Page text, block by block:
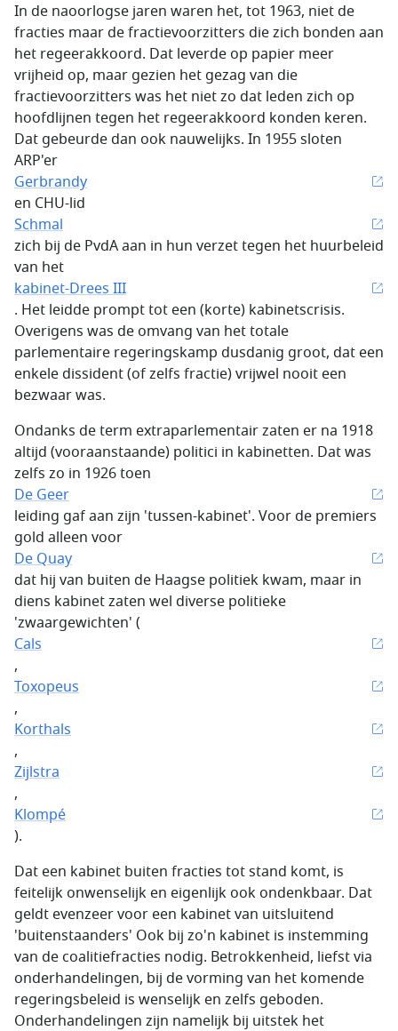
In de naoorlogse jaren waren het, tot 1963, niet de
fracties maar de fractievoorzitters die zich bonden aan
het regeerakkoord. Dat leverde op papier meer
vrijheid op, maar gezien het gezag van die
fractievoorzitters was het niet zo dat leden zich op
hoofdlijnen tegen het regeerakkoord konden keren.
Dat gebeurde dan ook nauwelijks. In 1955 sloten
ARP'er
Gerbrandy
en CHU-lid
Schmal
zich bij de PvdA aan in hun verzet tegen het huurbeleid
van het
kabinet-Drees III
. Het leidde prompt tot een (korte) kabinetscrisis.
Overigens was de omvang van het totale
parlementaire regeringskamp dusdanig groot, dat een
enkele dissident (of zelfs fractie) vrijwel nooit een
bezwaar was.
Ondanks de term extraparlementair zaten er na 1918
altijd (vooraanstaande) politici in kabinetten. Dat was
zelfs zo in 1926 toen
De Geer
leiding gaf aan zijn 'tussen-kabinet'. Voor de premiers
gold alleen voor
De Quay
dat hij van buiten de Haagse politiek kwam, maar in
diens kabinet zaten wel diverse politieke
'zwaargewichten' (
Cals
,
Toxopeus
,
Korthals
,
Zijlstra
,
Klompé
).
Dat een kabinet buiten fracties tot stand komt, is
feitelijk onwenselijk en eigenlijk ook ondenkbaar. Dat
geldt evenzeer voor een kabinet van uitsluitend
'buitenstaanders' Ook bij zo'n kabinet is instemming
van de coalitiefracties nodig. Betrokkenheid, liefst via
onderhandelingen, bij de vorming van het komende
regeringsbeleid is wenselijk en zelfs geboden.
Onderhandelingen zijn namelijk bij uitstek het